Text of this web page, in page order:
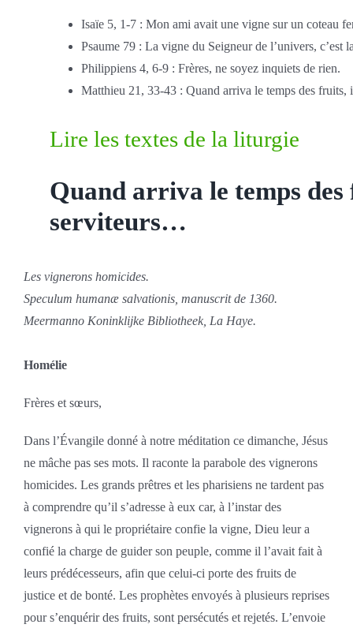
Isaïe 5, 1-7 : Mon ami avait une vigne sur un coteau
Psaume 79 : La vigne du Seigneur de l’univers, c’est
Philippiens 4, 6-9 : Frères, ne soyez inquiets de rien.
Matthieu 21, 33-43 : Quand arriva le temps des
Lire les textes de la liturgie
Quand arriva le temps
serviteurs…
Les vignerons homicides.
Speculum humanæ salvationis, manuscrit de 1360.
Meermanno Koninklijke Bibliotheek, La Haye.
Homélie
Frères et sœurs,
Dans l’Évangile donné à notre méditation ce dimanche, Jésus
ne mâche pas ses mots. Il raconte la parabole des vignerons
homicides. Les grands prêtres et les pharisiens ne tardent pas
à comprendre qu’il s’adresse à eux car, à l’instar des
vignerons à qui le propriétaire confie la vigne, Dieu leur a
confié la charge de guider son peuple, comme il l’avait fait à
leurs prédécesseurs, afin que celui-ci porte des fruits de
justice et de bonté. Les prophètes envoyés à plusieurs reprises
pour s’enquérir des fruits, sont persécutés et rejetés. L’envoie